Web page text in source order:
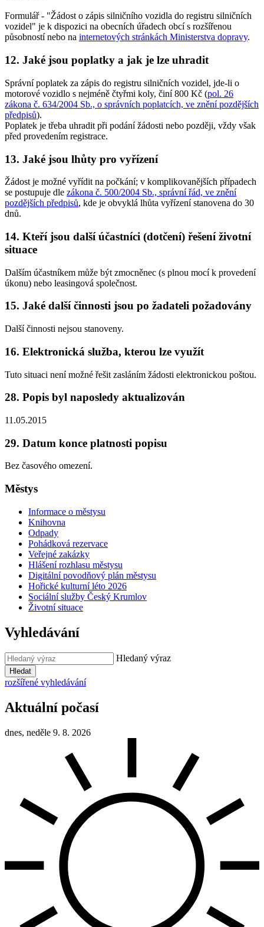
Formulář - "Žádost o zápis silničního vozidla do registru silničních
vozidel" je k dispozici na obecních úřadech obcí s rozšířenou
působností nebo na internetových stránkách Ministerstva dopravy.
12. Jaké jsou poplatky a jak je lze uhradit
Správní poplatek za zápis do registru silničních vozidel, jde-li o
motorové vozidlo s nejméně čtyřmi koly, činí800 Kč (pol. 26
zákona č. 634/2004 Sb., o správních poplatcích, ve znění pozdějších
předpisů).
Poplatek je třeba uhradit při podání žádosti nebo později, vždy však
před provedením registrace.
13. Jaké jsou lhůty pro vyřízení
Žádost je možné vyřídit na počkání; v komplikovanějších případech
se postupuje dle zákona č. 500/2004 Sb., správní řád, ve znění
pozdějších předpisů, kde je obvyklá lhůta vyřízení stanovena do 30
dnů.
14. Kteří jsou další účastníci (dotčení) řešení životní
situace
Dalším účastníkem může být zmocněnec (s plnou mocí k provedení
úkonu) nebo leasingová společnost.
15. Jaké další činnosti jsou po žadateli požadovány
Další činnosti nejsou stanoveny.
16. Elektronická služba, kterou lze využít
Tuto situaci není možné řešit zasláním žádosti elektronickou poštou.
28. Popis byl naposledy aktualizován
11.05.2015
29. Datum konce platnosti popisu
Bez časového omezení.
Městys
Informace o městysu
Knihovna
Odpady
Pohádková rezervace
Veřejné zakázky
Hlášení rozhlasu městysu
Digitální povodňový plán městysu
Hořické kulturní léto 2026
Sociální služby Český Krumlov
Životní situace
Vyhledávání
Hledaný výraz
Hledat
rozšířené vyhledávání
Aktuální počasí
dnes, neděle 9. 8. 2026